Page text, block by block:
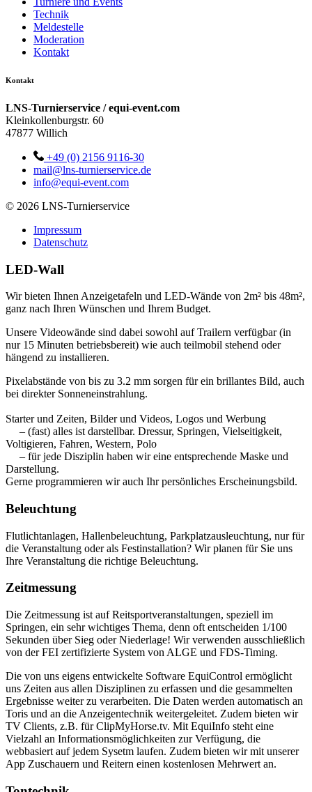
Technik
Meldestelle
Moderation
Kontakt
Kontakt
LNS-Turnierservice / equi-event.com
Kleinkollenburgstr. 60
47877 Willich
+49 (0) 2156 9116-30
mail@lns-turnierservice.de
info@equi-event.com
© 2026 LNS-Turnierservice
Impressum
Datenschutz
LED-Wall
Wir bieten Ihnen Anzeigetafeln und LED-Wände von 2m² bis 48m²,
ganz nach Ihren Wünschen und Ihrem Budget.
Unsere Videowände sind dabei sowohl auf Trailern verfügbar (in
nur 15 Minuten betriebsbereit) wie auch teilmobil stehend oder
hängend zu installieren.
Pixelabstände von bis zu 3.2 mm sorgen für ein brillantes Bild, auch
bei direkter Sonneneinstrahlung.
Starter und Zeiten, Bilder und Videos, Logos und Werbung
– (fast) alles ist darstellbar. Dressur, Springen, Vielseitigkeit,
Voltigieren, Fahren, Western, Polo
– für jede Disziplin haben wir eine entsprechende Maske und
Darstellung.
Gerne programmieren wir auch Ihr persönliches Erscheinungsbild.
Beleuchtung
Flutlichtanlagen, Hallenbeleuchtung, Parkplatzausleuchtung, nur für
die Veranstaltung oder als Festinstallation? Wir planen für Sie uns
Ihre Veranstaltung die richtige Beleuchtung.
Zeitmessung
Die Zeitmessung ist auf Reitsportveranstaltungen, speziell im
Springen, ein sehr wichtiges Thema, denn oft entscheiden 1/100
Sekunden über Sieg oder Niederlage! Wir verwenden ausschließlich
von der FEI zertifizierte System von ALGE und FDS-Timing.
Die von uns eigens entwickelte Software EquiControl ermöglicht
uns Zeiten aus allen Disziplinen zu erfassen und die gesammelten
Ergebnisse weiter zu verarbeiten. Die Daten werden automatisch an
Toris und an die Anzeigentechnik weitergeleitet. Zudem bieten wir
TV Clients, z.B. für ClipMyHorse.tv. Mit EquiInfo steht eine
Vielzahl an Informationsmöglichkeiten zur Verfügung, die
webbasiert auf jedem Sysetm laufen. Zudem bieten wir mit unserer
App Zuschauern und Reitern einen kostenlosen Mehrwert an.